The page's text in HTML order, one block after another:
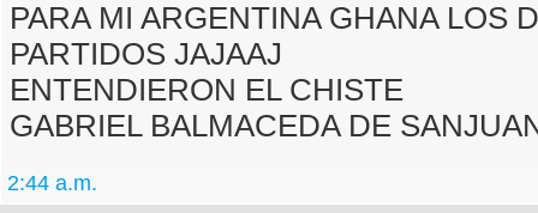
PARA MI ARGENTINA GHANA LOS
PARTIDOS JAJAAJ
ENTENDIERON EL CHISTE
GABRIEL BALMACEDA DE
2:44 a.m.